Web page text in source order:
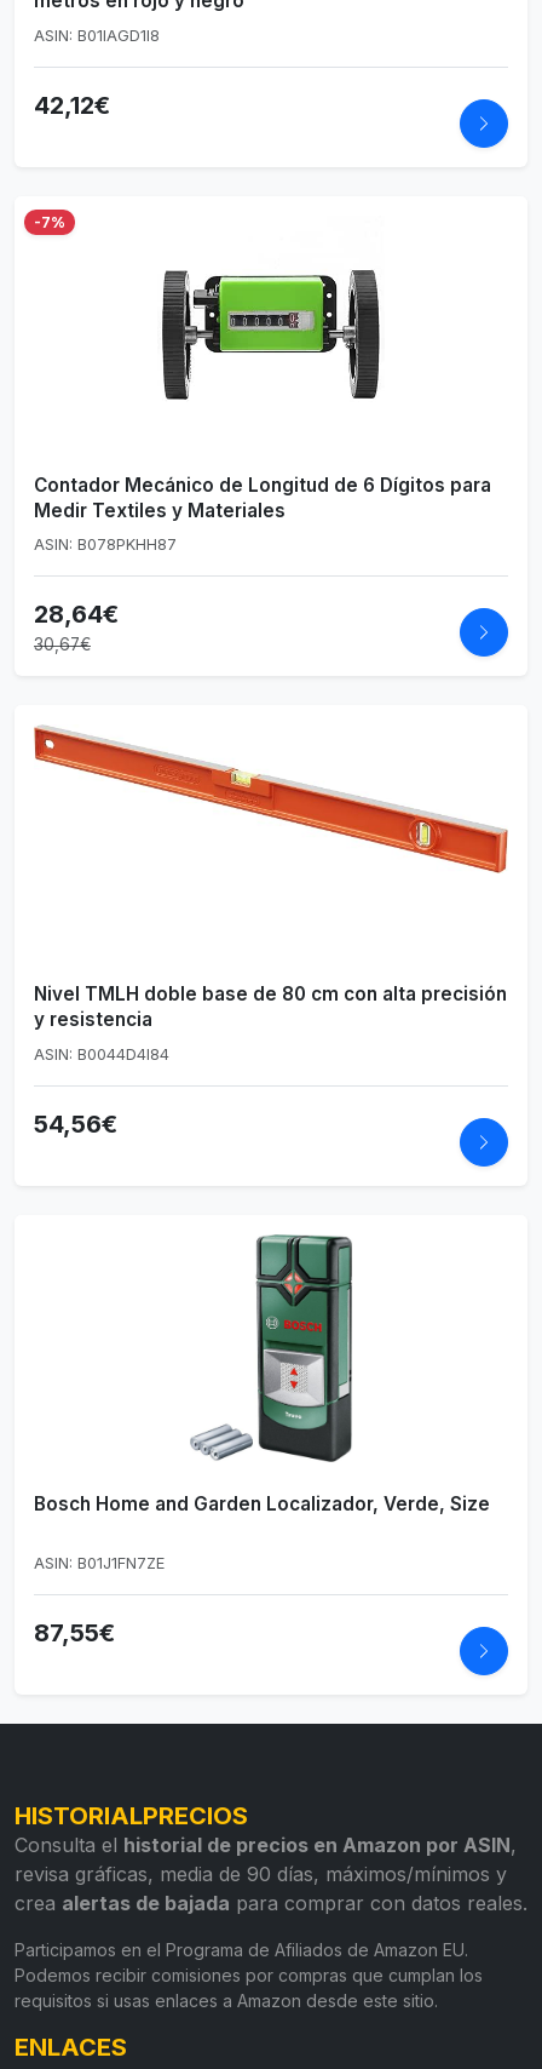
ASIN: B01IAGD1I8
42,12€
-7%
Contador Mecánico de Longitud de 6 Dígitos para
Medir Textiles y Materiales
ASIN: B078PKHH87
28,64€
30,67€
Nivel TMLH doble base de 80 cm con alta precisión
y resistencia
ASIN: B0044D4I84
54,56€
Bosch Home and Garden Localizador, Verde, Size
ASIN: B01J1FN7ZE
87,55€
HISTORIALPRECIOS
Consulta el historial de precios en Amazon por ASIN,
revisa gráficas, media de 90 días, máximos/mínimos y
crea alertas de bajada para comprar con datos reales.
Participamos en el Programa de Afiliados de Amazon EU.
Podemos recibir comisiones por compras que cumplan los
requisitos si usas enlaces a Amazon desde este sitio.
ENLACES